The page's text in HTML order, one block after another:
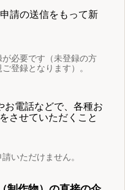
請の送信をもって新
必要です（未登録の方
登録となります）。
お電話などで、各種お
させていただくこと
いただけません。